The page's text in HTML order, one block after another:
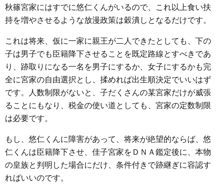
秋篠宮家にはすでに悠仁くんがいるので、これ以上食い扶
持を増やさせるような放漫政策は穀潰しとなるだけです。
これは将来、仮に一家に親王が二人できたとしても、下の
子は男子でも臣籍降下させることを既定路線とすべきであ
り、跡取りになる一名を男子にするか、女子にするかも完
全に宮家の自由選択とし、揉めれば出生順決定でいいはず
です。人数制限がないと、子だくさんの某宮家だけが威張
ることにもなり、税金の使い道としても、宮家の定数制限
は必要です。
もし、悠仁くんに障害があって、将来が絶望的ならば、悠
仁くんは臣籍降下させ、佳子宮家をＤＮＡ鑑定後に、本物
の皇族と判明した場合にだけ、条件付きで跡継ぎに容認す
ればいいのです。